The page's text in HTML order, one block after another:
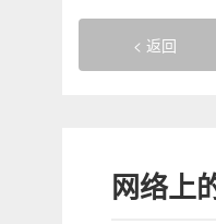
< 返回
网络上